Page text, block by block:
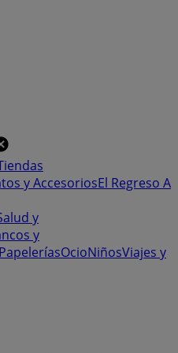
y AccesoriosEl Regreso A
y
y
OcioNiñosViajes y